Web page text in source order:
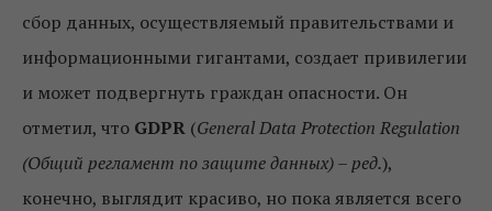
сбор данных, осуществляемый правительствами и
информационными гигантами, создает привилегии
и может подвергнуть граждан опасности. Он
отметил, что GDPR (General Data Protection Regulation
(Общий регламент по защите данных) – ред.),
конечно, выглядит красиво, но пока является всего